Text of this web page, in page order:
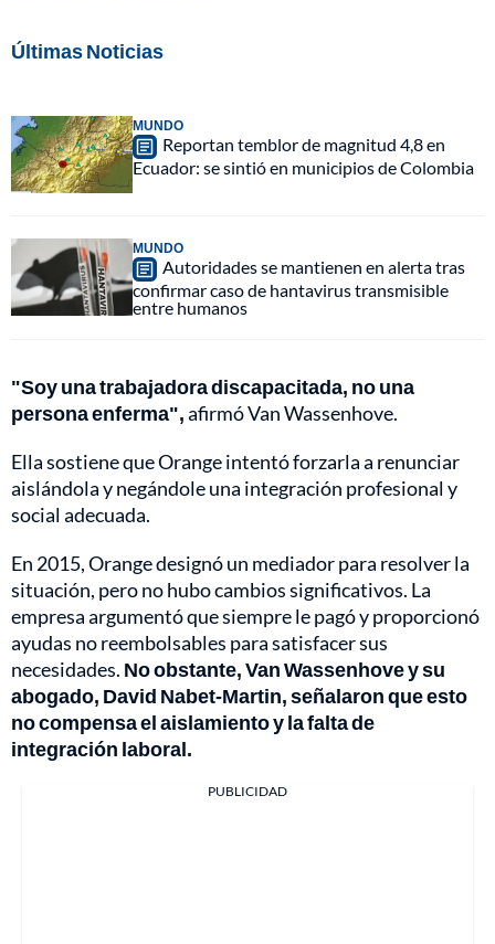
Últimas Noticias
MUNDO
Reportan temblor de magnitud 4,8 en
Ecuador: se sintió en municipios de Colombia
MUNDO
Autoridades se mantienen en alerta tras
confirmar caso de hantavirus transmisible
entre humanos
"Soy una trabajadora discapacitada, no una
persona enferma",afirmó Van Wassenhove.
Ella sostiene que Orange intentó forzarla a renunciar
aislándola y negándole una integración profesional y
social adecuada.
En 2015, Orange designó un mediador para resolver la
situación, pero no hubo cambios significativos. La
empresa argumentó que siempre le pagó y proporcionó
ayudas no reembolsables para satisfacer sus
necesidades. No obstante, Van Wassenhove y su
abogado, David Nabet-Martin, señalaron que esto
no compensa el aislamiento y la falta de
integración laboral.
PUBLICIDAD